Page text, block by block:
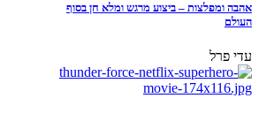
אהבה ומפלצות – ביצוע מרגש ומלא חן בסוף
העולם
עדי פרל